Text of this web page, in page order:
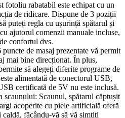
fotoliu rabatabil este echipat cu un
de ridicare. Dispune de 3 poziții
puteți regla cu ușurință spătarul și
ajutorul comenzii manuale incluse,
confortul dvs.
de masaj prezentate vă permit
mai bine direcționat. În plus,
să alegeți diferite programe de
alimentată de conectorul USB,
certificată de 5V nu este inclusă.
scaunului: Scaunul, spătarul căptușit
acoperite cu piele artificială oferă
făcându-vă să vă simțiți